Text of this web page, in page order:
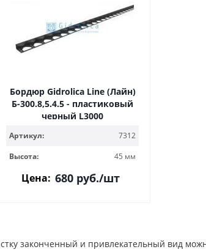
Бордюр Gidrolica Line (Лайн)
Б-300.8,5.4.5 - пластиковый
черный L3000
Артикул:
7312
Высота:
45 мм
Цена: 680руб./шт
законченный и привлекательный вид